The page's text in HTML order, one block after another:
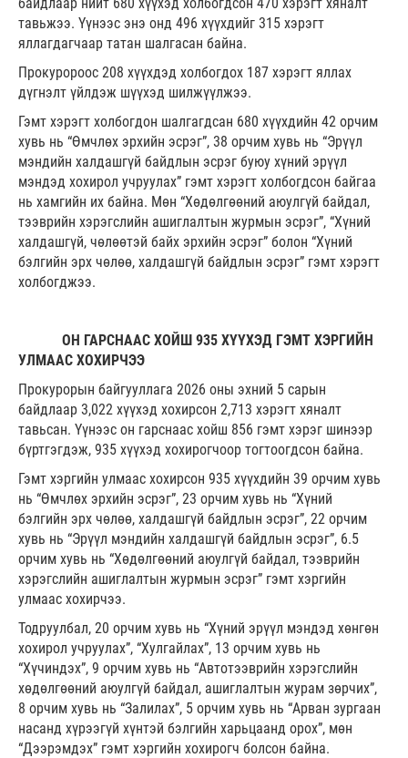
тавьжээ. Үүнээс энэ онд 496 хүүхдийг 315 хэрэгт
яллагдагчаар татан шалгасан байна.
Прокуророос 208 хүүхдэд холбогдох 187 хэрэгт яллах
дүгнэлт үйлдэж шүүхэд шилжүүлжээ.
Гэмт хэрэгт холбогдон шалгагдсан 680 хүүхдийн 42 орчим
хувь нь “Өмчлөх эрхийн эсрэг”, 38 орчим хувь нь “Эрүүл
мэндийн халдашгүй байдлын эсрэг буюу хүний эрүүл
мэндэд хохирол учруулах” гэмт хэрэгт холбогдсон байгаа
нь хамгийн их байна. Мөн “Хөдөлгөөний аюулгүй байдал,
тээврийн хэрэгслийн ашиглалтын журмын эсрэг”, “Хүний
халдашгүй, чөлөөтэй байх эрхийн эсрэг” болон “Хүний
бэлгийн эрх чөлөө, халдашгүй байдлын эсрэг” гэмт хэрэгт
холбогджээ.
ОН ГАРСНААС ХОЙШ 935 ХҮҮХЭД ГЭМТ ХЭРГИЙН
УЛМААС ХОХИРЧЭЭ
Прокурорын байгууллага 2026 оны эхний 5 сарын
байдлаар 3,022 хүүхэд хохирсон 2,713 хэрэгт хяналт
тавьсан. Үүнээс он гарснаас хойш 856 гэмт хэрэг шинээр
бүртгэгдэж, 935 хүүхэд хохирогчоор тогтоогдсон байна.
Гэмт хэргийн улмаас хохирсон 935 хүүхдийн 39 орчим хувь
нь “Өмчлөх эрхийн эсрэг”, 23 орчим хувь нь “Хүний
бэлгийн эрх чөлөө, халдашгүй байдлын эсрэг”, 22 орчим
хувь нь “Эрүүл мэндийн халдашгүй байдлын эсрэг”, 6.5
орчим хувь нь “Хөдөлгөөний аюулгүй байдал, тээврийн
хэрэгслийн ашиглалтын журмын эсрэг” гэмт хэргийн
улмаас хохирчээ.
Тодруулбал, 20 орчим хувь нь “Хүний эрүүл мэндэд хөнгөн
хохирол учруулах”, “Хулгайлах”, 13 орчим хувь нь
“Хүчиндэх”, 9 орчим хувь нь “Автотээврийн хэрэгслийн
хөдөлгөөний аюулгүй байдал, ашиглалтын журам зөрчих”,
8 орчим хувь нь “Залилах”, 5 орчим хувь нь “Арван зургаан
насанд хүрээгүй хүнтэй бэлгийн харьцаанд орох”, мөн
“Дээрэмдэх” гэмт хэргийн хохирогч болсон байна.